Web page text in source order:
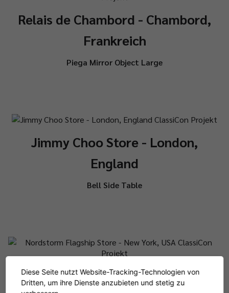
Relais de Chambord - Chambord,
Frankreich
Piega Mirror Object Large
Jimmy Choo Store - London,
England
Bell Side Table
Nordstorm Flagship Store - New
Diese Seite nutzt Website-Tracking-Technologien von
Dritten, um ihre Dienste anzubieten und stetig zu